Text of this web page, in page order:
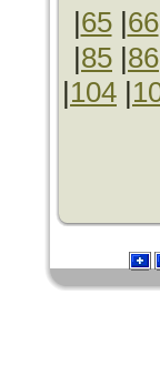
|65|66
|85 |86
|104 |